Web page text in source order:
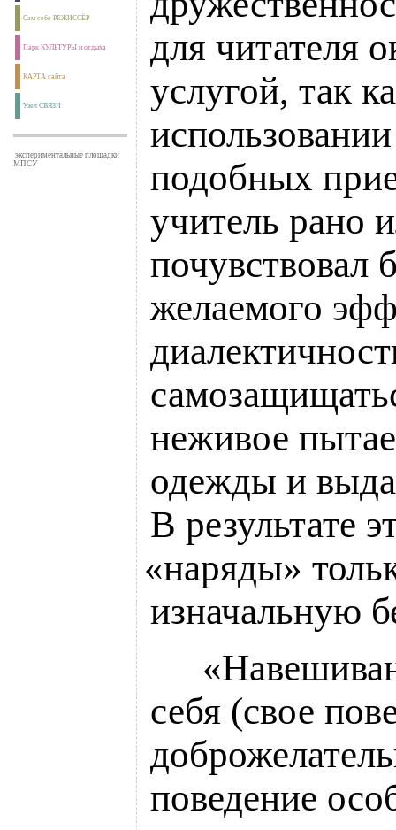
Сам себе РЕЖИССЁР
Парк КУЛЬТУРЫ и отдыха
КАРТА сайта
Узел СВЯЗИ
экспериментальные площадки
МПСУ
для читателя
услугой, так
использовании
подобных
учитель рано
почувствовал
желаемого
неживое
одежды и
В результате
«наряды»
изначальную
___«
себя (свое
поведение